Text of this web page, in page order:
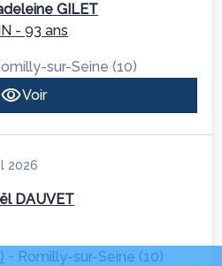
GILET
- 93 ans
sur-Seine (10)
Voir
2026
DAUVET
- Romilly-sur-Seine (10)